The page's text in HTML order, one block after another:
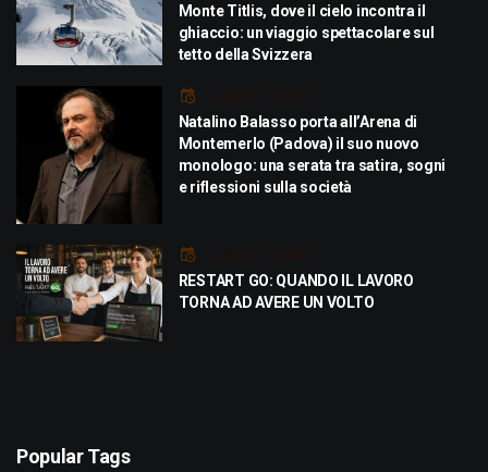
Monte Titlis, dove il cielo incontra il
ghiaccio: un viaggio spettacolare sul
tetto della Svizzera
Luglio 21, 2026
Natalino Balasso porta all’Arena di
Montemerlo (Padova) il suo nuovo
monologo: una serata tra satira, sogni
e riflessioni sulla società
Luglio 21, 2026
RESTART GO: QUANDO IL LAVORO
TORNA AD AVERE UN VOLTO
Popular Tags